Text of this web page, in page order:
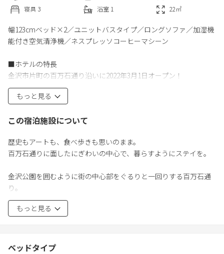
寝具 3 浴室 1 22㎡
幅123cmベッド×2／ユニットバスタイプ／ロングソファ／加湿機
能付き空気清浄機／ネスプレッソコーヒーマシーン
■ホテルの特長
金沢市片町の百万石通り沿いに2022年3月1日オープン！
多くの飲食店やファッションビルが立ち並ぶ賑やかな繁華街・片
町エリアに立地し、ビジネス・観光に最適。
■お部屋の特長
備。
ベッドは現在国内ハイグレードのボックストップ仕様を採用、マ
ベッドで理想的な寝心地を追求いたしました。
もっと見る
この宿泊施設について
歴史もアートも、食べ歩きも思いのまま。
百万石通りに面したにぎわいの中心で、暮らすようにステイを。
金沢公園を囲むように街の中心部をぐるりと一回りする百万石通
り。
1周しても4㎞ほどのこの通りに面し、日本三名園のひとつ兼六園
も、
にぎやかな繁華街・片町エリアのステイで金沢の街を楽しみ尽く
もっと見る
ベッドタイプ